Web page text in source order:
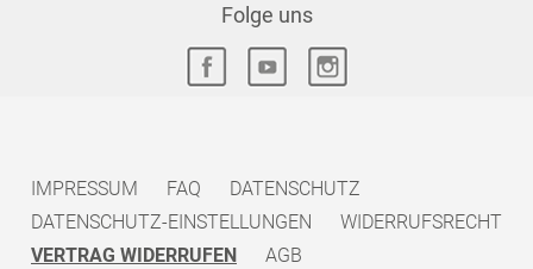
Folge uns
IMPRESSUM FAQ
DATENSCHUTZ
DATENSCHUTZ-EINSTELLUNGEN
WIDERRUFSRECHT
VERTRAG WIDERRUFEN
AGB